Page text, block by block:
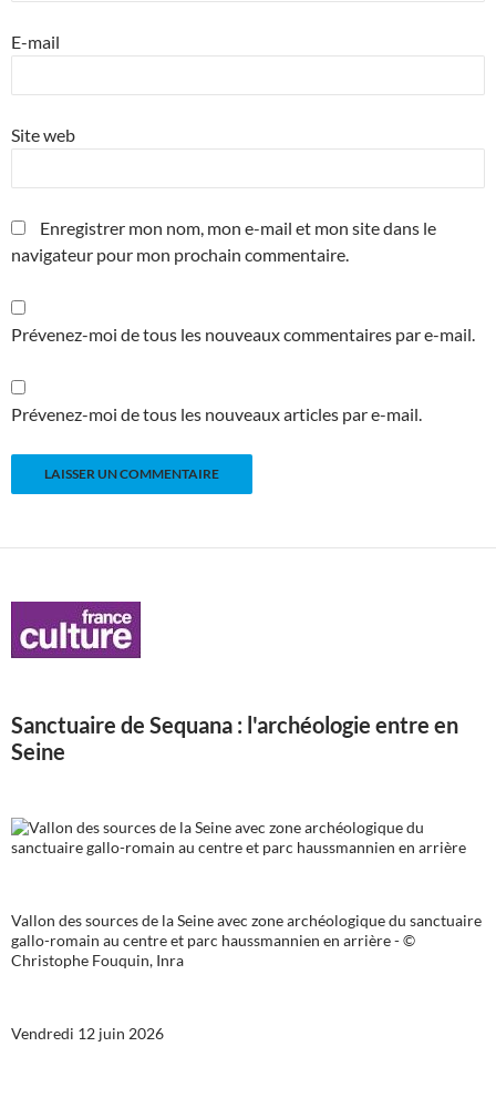
E-mail
Site web
Enregistrer mon nom, mon e-mail et mon site dans le
navigateur pour mon prochain commentaire.
Prévenez-moi de tous les nouveaux commentaires par e-mail.
Prévenez-moi de tous les nouveaux articles par e-mail.
Sanctuaire de Sequana : l'archéologie entre en
Seine
Vallon des sources de la Seine avec zone archéologique du sanctuaire
gallo-romain au centre et parc haussmannien en arrière - ©
Christophe Fouquin, Inra
Vendredi 12 juin 2026